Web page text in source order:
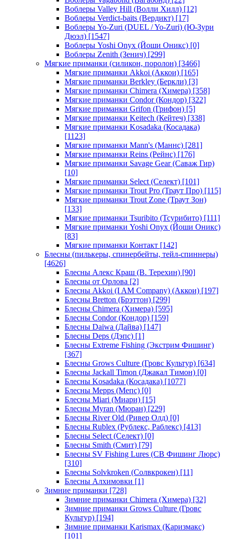
Воблеры Valley Hill (Волли Хилл) [12]
Воблеры Verdict-baits (Вердикт) [17]
Воблеры Yo-Zuri (DUEL / Yo-Zuri) (Ю-Зури
Дюэл) [1547]
Воблеры Yoshi Onyx (Йоши Оникс) [0]
Воблеры Zenith (Зенич) [299]
Мягкие приманки (силикон, поролон) [3466]
Мягкие приманки Akkoi (Аккои) [165]
Мягкие приманки Berkley (Беркли) [3]
Мягкие приманки Chimera (Химера) [358]
Мягкие приманки Condor (Кондор) [322]
Мягкие приманки Grifon (Грифон) [5]
Мягкие приманки Keitech (Кейтеч) [338]
Мягкие приманки Kosadaka (Косадака)
[1123]
Мягкие приманки Mann's (Маннс) [281]
Мягкие приманки Reins (Рейнс) [176]
Мягкие приманки Savage Gear (Саваж Гир)
[10]
Мягкие приманки Select (Селект) [101]
Мягкие приманки Trout Pro (Траут Про) [115]
Мягкие приманки Trout Zone (Траут Зон)
[133]
Мягкие приманки Tsuribito (Тсурибито) [111]
Мягкие приманки Yoshi Onyx (Йоши Оникс)
[83]
Мягкие приманки Контакт [142]
Блесны (пилькеры, спинербейты, тейл-спиннеры)
[4626]
Блесны Алекс Краш (В. Терехин) [90]
Блесны от Орлова [2]
Блесны Akkoi (I AM Company) (Аккои) [197]
Блесны Bretton (Брэттон) [299]
Блесны Chimera (Химера) [595]
Блесны Condor (Кондор) [159]
Блесны Daiwa (Дайва) [147]
Блесны Deps (Дэпс) [1]
Блесны Extreme Fishing (Экстрим Фишинг)
[367]
Блесны Grows Culture (Гровс Культур) [634]
Блесны Jackall Timon (Джакал Тимон) [0]
Блесны Kosadaka (Косадака) [1077]
Блесны Mepps (Мепс) [0]
Блесны Miari (Миари) [15]
Блесны Myran (Мюран) [229]
Блесны River Old (Ривер Олд) [0]
Блесны Rublex (Рублекс, Раблекс) [413]
Блесны Select (Селект) [0]
Блесны Smith (Смит) [79]
Блесны SV Fishing Lures (СВ Фишинг Люрс)
[310]
Блесны Solvkroken (Солвкрокен) [11]
Блесны Алхимовки [1]
Зимние приманки [728]
Зимние приманки Chimera (Химера) [32]
Зимние приманки Grows Culture (Гровс
Культур) [194]
Зимние приманки Karismax (Каризмакс)
[101]